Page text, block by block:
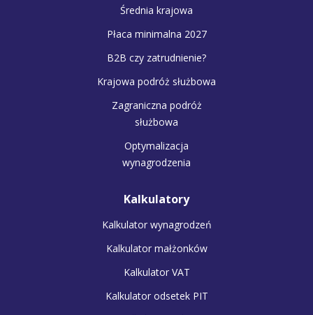
Średnia krajowa
Płaca minimalna 2027
B2B czy zatrudnienie?
Krajowa podróż służbowa
Zagraniczna podróż
służbowa
Optymalizacja
wynagrodzenia
Kalkulatory
Kalkulator wynagrodzeń
Kalkulator małżonków
Kalkulator VAT
Kalkulator odsetek PIT